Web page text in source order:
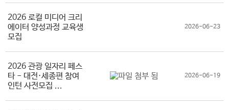
2026 로컬 미디어 크리
에이터 양성과정 교육생
모집
2026-06-23
2026 관광 일자리 페스
타 - 대전·세종편 참여
인턴 사전모집 ...
2026-06-19